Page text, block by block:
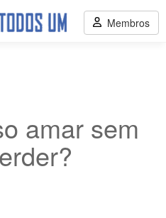
amar sem
Membros